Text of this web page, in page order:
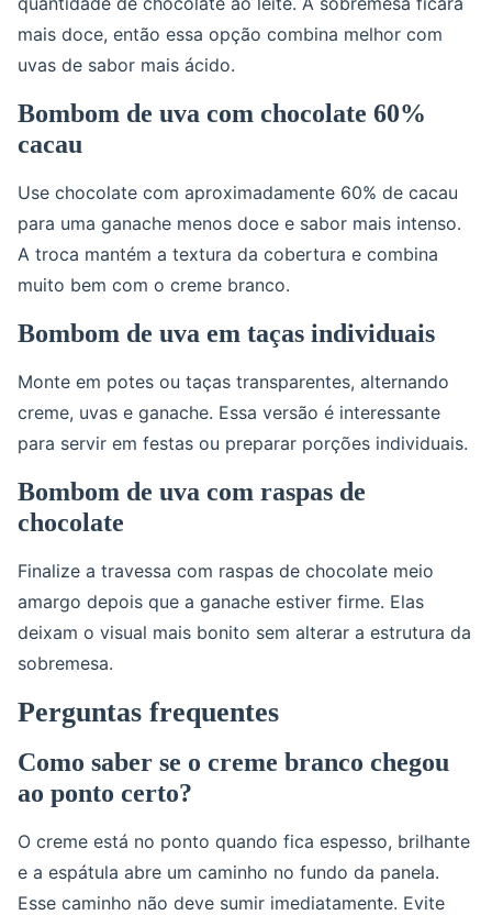
mais doce, então essa opção combina melhor com
uvas de sabor mais ácido.
Bombom de uva com chocolate 60%
cacau
Use chocolate com aproximadamente 60% de cacau
para uma ganache menos doce e sabor mais intenso.
A troca mantém a textura da cobertura e combina
muito bem com o creme branco.
Bombom de uva em taças individuais
Monte em potes ou taças transparentes, alternando
creme, uvas e ganache. Essa versão é interessante
para servir em festas ou preparar porções individuais.
Bombom de uva com raspas de
chocolate
Finalize a travessa com raspas de chocolate meio
amargo depois que a ganache estiver firme. Elas
deixam o visual mais bonito sem alterar a estrutura da
sobremesa.
Perguntas frequentes
Como saber se o creme branco chegou
ao ponto certo?
O creme está no ponto quando fica espesso, brilhante
e a espátula abre um caminho no fundo da panela.
Esse caminho não deve sumir imediatamente. Evite